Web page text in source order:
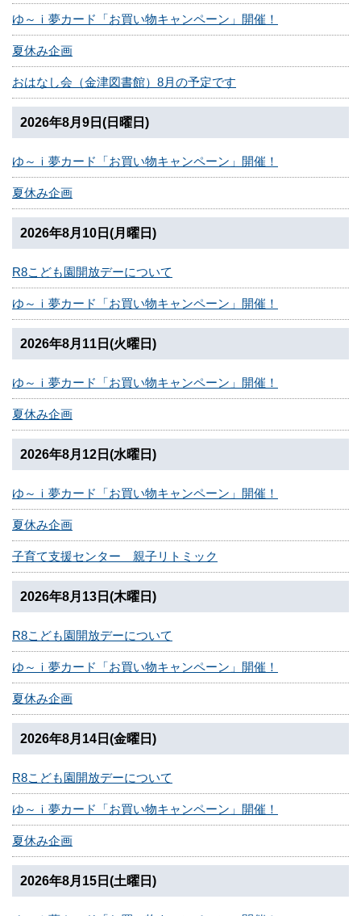
ゆ～ｉ夢カード「お買い物キャンペーン」開催！
夏休み企画
おはなし会（金津図書館）8月の予定です
2026年8月9日(日曜日)
ゆ～ｉ夢カード「お買い物キャンペーン」開催！
夏休み企画
2026年8月10日(月曜日)
R8こども園開放デーについて
ゆ～ｉ夢カード「お買い物キャンペーン」開催！
2026年8月11日(火曜日)
ゆ～ｉ夢カード「お買い物キャンペーン」開催！
夏休み企画
2026年8月12日(水曜日)
ゆ～ｉ夢カード「お買い物キャンペーン」開催！
夏休み企画
子育て支援センター 親子リトミック
2026年8月13日(木曜日)
R8こども園開放デーについて
ゆ～ｉ夢カード「お買い物キャンペーン」開催！
夏休み企画
2026年8月14日(金曜日)
R8こども園開放デーについて
ゆ～ｉ夢カード「お買い物キャンペーン」開催！
夏休み企画
2026年8月15日(土曜日)